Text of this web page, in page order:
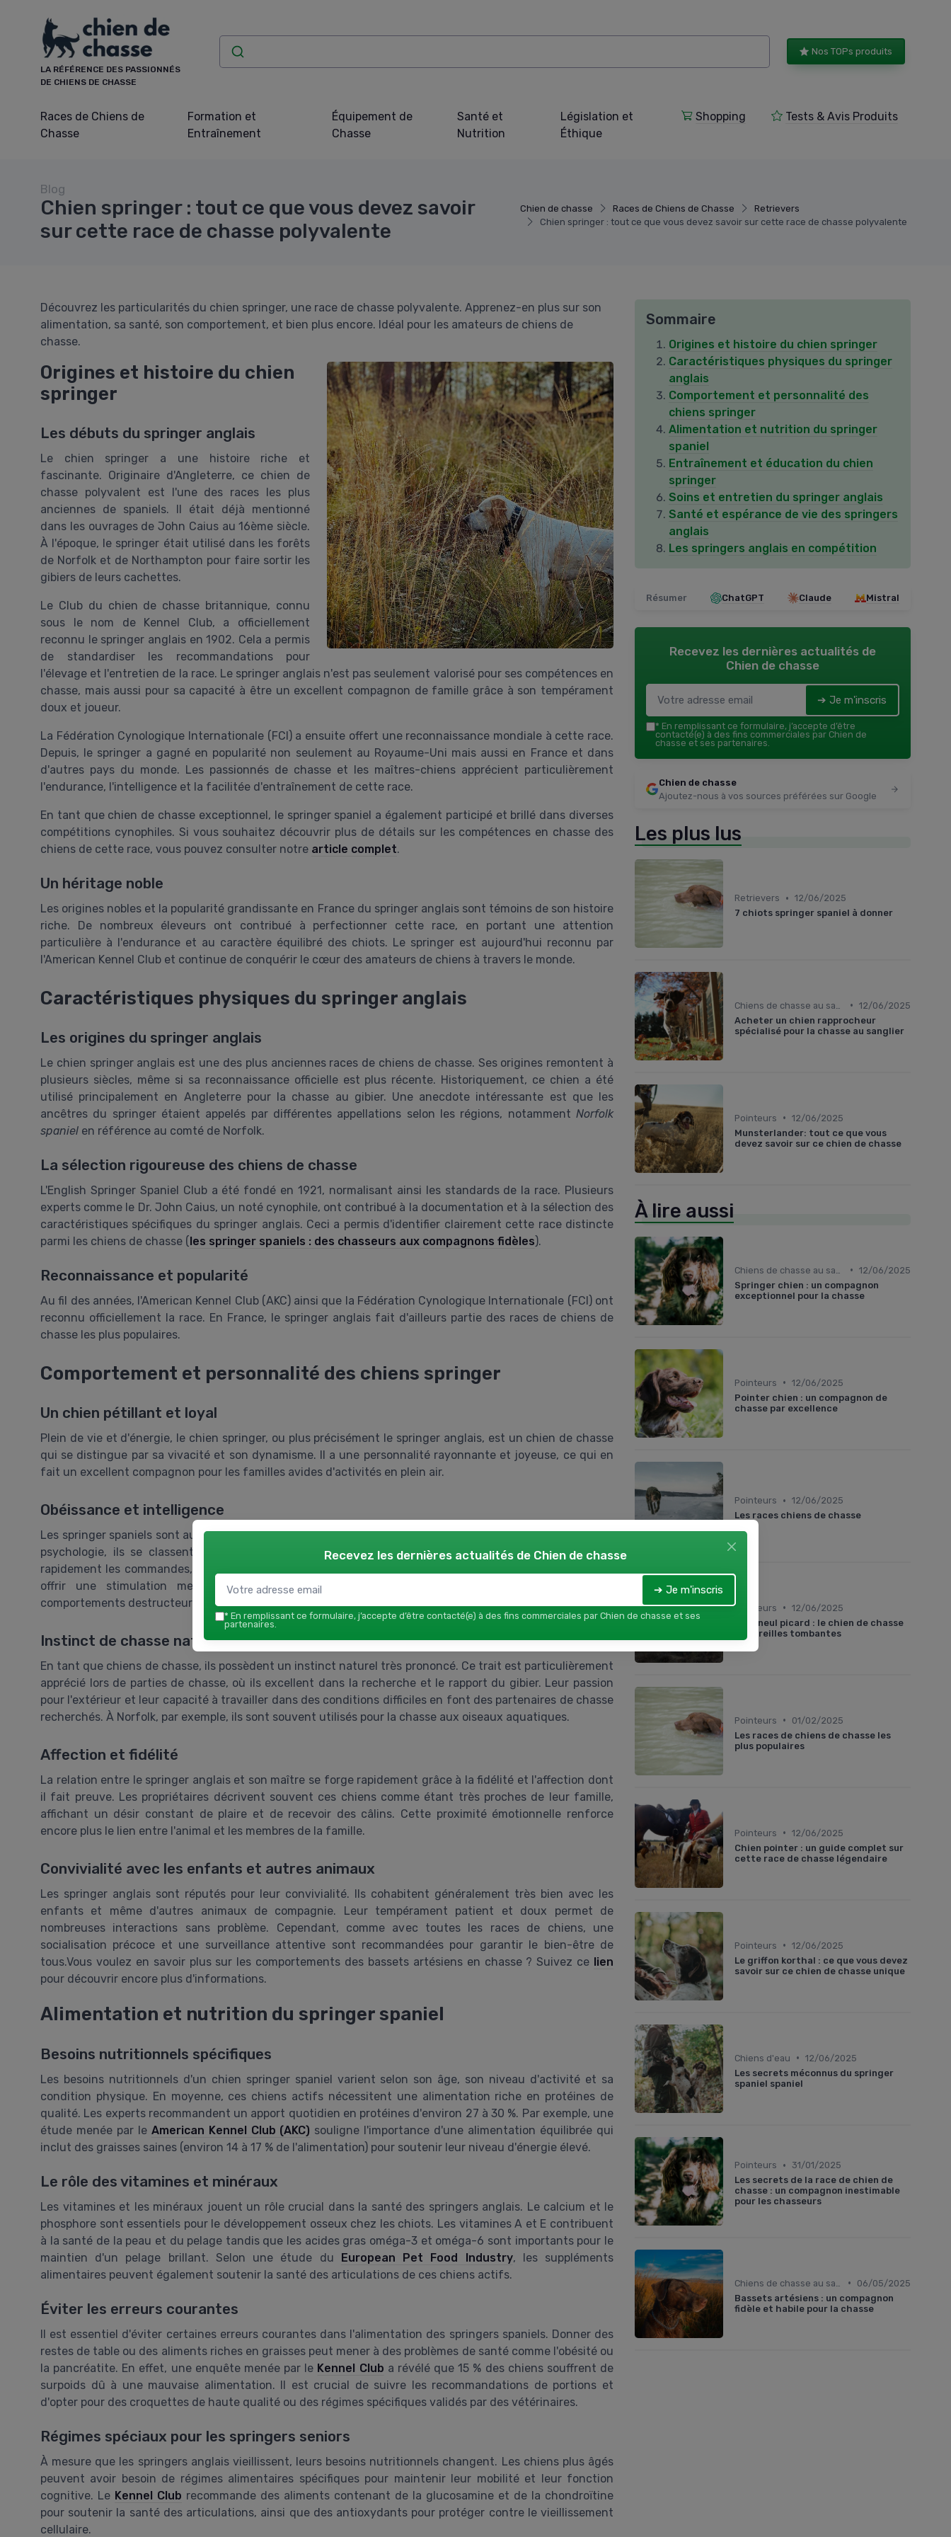
LA RÉFÉRENCE DES PASSIONNÉS
DE CHIENS DE CHASSE
Nos TOPs produits
Races de Chiens de
Chasse
Formation et
Entraînement
Équipement de
Chasse
Santé et
Nutrition
Législation et
Éthique
Shopping Tests & Avis Produits
Chien de chasse Races de Chiens de Chasse
Retrievers
Chien springer : tout ce que vous devez savoir sur cette race de chasse polyvalente
Blog
Chien springer : tout ce que vous devez savoir
sur cette race de chasse polyvalente
Découvrez les particularités du chien springer, une race de chasse polyvalente. Apprenez-en plus sur son
alimentation, sa santé, son comportement, et bien plus encore. Idéal pour les amateurs de chiens de
chasse.
Origines et histoire du chien
springer
Les débuts du springer anglais
Le chien springer a une histoire riche et
fascinante. Originaire d'Angleterre, ce chien de
chasse polyvalent est l'une des races les plus
anciennes de spaniels. Il était déjà mentionné
dans les ouvrages de John Caius au 16ème siècle.
À l'époque, le springer était utilisé dans les forêts
de Norfolk et de Northampton pour faire sortir les
gibiers de leurs cachettes.
Le Club du chien de chasse britannique, connu
sous le nom de Kennel Club, a officiellement
reconnu le springer anglais en 1902. Cela a permis
de standardiser les recommandations pour
l'élevage et l'entretien de la race. Le springer anglais n'est pas seulement valorisé pour ses compétences en
chasse, mais aussi pour sa capacité à être un excellent compagnon de famille grâce à son tempérament
doux et joueur.
La Fédération Cynologique Internationale (FCI) a ensuite offert une reconnaissance mondiale à cette race.
Depuis, le springer a gagné en popularité non seulement au Royaume-Uni mais aussi en France et dans
d'autres pays du monde. Les passionnés de chasse et les maîtres-chiens apprécient particulièrement
l'endurance, l'intelligence et la facilitée d'entraînement de cette race.
En tant que chien de chasse exceptionnel, le springer spaniel a également participé et brillé dans diverses
compétitions cynophiles. Si vous souhaitez découvrir plus de détails sur les compétences en chasse des
chiens de cette race, vous pouvez consulter notre article complet.
Un héritage noble
Les origines nobles et la popularité grandissante en France du springer anglais sont témoins de son histoire
riche. De nombreux éleveurs ont contribué à perfectionner cette race, en portant une attention
particulière à l'endurance et au caractère équilibré des chiots. Le springer est aujourd'hui reconnu par
l'American Kennel Club et continue de conquérir le cœur des amateurs de chiens à travers le monde.
Caractéristiques physiques du springer anglais
Les origines du springer anglais
Le chien springer anglais est une des plus anciennes races de chiens de chasse. Ses origines remontent à
plusieurs siècles, même si sa reconnaissance officielle est plus récente. Historiquement, ce chien a été
utilisé principalement en Angleterre pour la chasse au gibier. Une anecdote intéressante est que les
ancêtres du springer étaient appelés par différentes appellations selon les régions, notamment Norfolk
spaniel en référence au comté de Norfolk.
La sélection rigoureuse des chiens de chasse
L'English Springer Spaniel Club a été fondé en 1921, normalisant ainsi les standards de la race. Plusieurs
experts comme le Dr. John Caius, un noté cynophile, ont contribué à la documentation et à la sélection des
caractéristiques spécifiques du springer anglais. Ceci a permis d'identifier clairement cette race distincte
parmi les chiens de chasse (les springer spaniels : des chasseurs aux compagnons fidèles).
Reconnaissance et popularité
Au fil des années, l'American Kennel Club (AKC) ainsi que la Fédération Cynologique Internationale (FCI) ont
reconnu officiellement la race. En France, le springer anglais fait d'ailleurs partie des races de chiens de
chasse les plus populaires.
Comportement et personnalité des chiens springer
Un chien pétillant et loyal
Plein de vie et d'énergie, le chien springer, ou plus précisément le springer anglais, est un chien de chasse
qui se distingue par sa vivacité et son dynamisme. Il a une personnalité rayonnante et joyeuse, ce qui en
fait un excellent compagnon pour les familles avides d'activités en plein air.
Obéissance et intelligence
Les springer spaniels sont aussi très intelligents. Selon une étude menée par Stanley Coren, professeur de
psychologie, ils se classent parmi les races de chiens les plus obéissantes. Ces chiens comprennent
rapidement les commandes, ce qui facilite grandement leur éducation. Toutefois, il est important de leur
offrir une stimulation mentale suffisante pour éviter qu'ils ne s'ennuient et développent des
comportements destructeurs.
Instinct de chasse naturel
En tant que chiens de chasse, ils possèdent un instinct naturel très prononcé. Ce trait est particulièrement
apprécié lors de parties de chasse, où ils excellent dans la recherche et le rapport du gibier. Leur passion
pour l'extérieur et leur capacité à travailler dans des conditions difficiles en font des partenaires de chasse
recherchés. À Norfolk, par exemple, ils sont souvent utilisés pour la chasse aux oiseaux aquatiques.
Affection et fidélité
La relation entre le springer anglais et son maître se forge rapidement grâce à la fidélité et l'affection dont
il fait preuve. Les propriétaires décrivent souvent ces chiens comme étant très proches de leur famille,
affichant un désir constant de plaire et de recevoir des câlins. Cette proximité émotionnelle renforce
encore plus le lien entre l'animal et les membres de la famille.
Convivialité avec les enfants et autres animaux
Les springer anglais sont réputés pour leur convivialité. Ils cohabitent généralement très bien avec les
enfants et même d'autres animaux de compagnie. Leur tempérament patient et doux permet de
nombreuses interactions sans problème. Cependant, comme avec toutes les races de chiens, une
socialisation précoce et une surveillance attentive sont recommandées pour garantir le bien-être de
tous.Vous voulez en savoir plus sur les comportements des bassets artésiens en chasse ? Suivez ce lien
pour découvrir encore plus d'informations.
Alimentation et nutrition du springer spaniel
Besoins nutritionnels spécifiques
Les besoins nutritionnels d'un chien springer spaniel varient selon son âge, son niveau d'activité et sa
condition physique. En moyenne, ces chiens actifs nécessitent une alimentation riche en protéines de
qualité. Les experts recommandent un apport quotidien en protéines d'environ 27 à 30 %. Par exemple, une
étude menée par le American Kennel Club (AKC) souligne l'importance d'une alimentation équilibrée qui
inclut des graisses saines (environ 14 à 17 % de l'alimentation) pour soutenir leur niveau d'énergie élevé.
Le rôle des vitamines et minéraux
Les vitamines et les minéraux jouent un rôle crucial dans la santé des springers anglais. Le calcium et le
phosphore sont essentiels pour le développement osseux chez les chiots. Les vitamines A et E contribuent
à la santé de la peau et du pelage tandis que les acides gras oméga-3 et oméga-6 sont importants pour le
maintien d'un pelage brillant. Selon une étude du European Pet Food Industry, les suppléments
alimentaires peuvent également soutenir la santé des articulations de ces chiens actifs.
Éviter les erreurs courantes
Il est essentiel d'éviter certaines erreurs courantes dans l'alimentation des springers spaniels. Donner des
restes de table ou des aliments riches en graisses peut mener à des problèmes de santé comme l'obésité ou
la pancréatite. En effet, une enquête menée par le Kennel Club a révélé que 15 % des chiens souffrent de
surpoids dû à une mauvaise alimentation. Il est crucial de suivre les recommandations de portions et
d'opter pour des croquettes de haute qualité ou des régimes spécifiques validés par des vétérinaires.
Régimes spéciaux pour les springers seniors
À mesure que les springers anglais vieillissent, leurs besoins nutritionnels changent. Les chiens plus âgés
peuvent avoir besoin de régimes alimentaires spécifiques pour maintenir leur mobilité et leur fonction
cognitive. Le Kennel Club recommande des aliments contenant de la glucosamine et de la chondroïtine
pour soutenir la santé des articulations, ainsi que des antioxydants pour protéger contre le vieillissement
cellulaire.
Sommaire
Origines et histoire du chien springer
Caractéristiques physiques du springer
anglais
Comportement et personnalité des
chiens springer
Alimentation et nutrition du springer
spaniel
Entraînement et éducation du chien
springer
Soins et entretien du springer anglais
Santé et espérance de vie des springers
anglais
Les springers anglais en compétition
Résumer ChatGPT Claude Mistral
Recevez les dernières actualités de
Chien de chasse
➔ Je m'inscris
* En remplissant ce formulaire, j’accepte d’être
contacté(e) à des fins commerciales par Chien de
chasse et ses partenaires.
Chien de chasse
Ajoutez-nous à vos sources préférées sur Google
Les plus lus
Retrievers • 12/06/2025
7 chiots springer spaniel à donner
• 12/06/2025
Acheter un chien rapprocheur
spécialisé pour la chasse au sanglier
Pointeurs • 12/06/2025
Munsterlander: tout ce que vous
devez savoir sur ce chien de chasse
À lire aussi
• 12/06/2025
Springer chien : un compagnon
exceptionnel pour la chasse
Pointeurs • 12/06/2025
Pointer chien : un compagnon de
chasse par excellence
Pointeurs • 12/06/2025
Les races chiens de chasse
Pointeurs • 12/06/2025
Epagneul picard : le chien de chasse
aux oreilles tombantes
Pointeurs •
01/02/2025
Les races de chiens de chasse les
plus populaires
Pointeurs • 12/06/2025
Chien pointer : un guide complet sur
cette race de chasse légendaire
Pointeurs • 12/06/2025
Le griffon korthal : ce que vous devez
savoir sur ce chien de chasse unique
Chiens d'eau • 12/06/2025
Les secrets méconnus du springer
spaniel spaniel
Pointeurs •
31/01/2025
Les secrets de la race de chien de
chasse : un compagnon inestimable
pour les chasseurs
•
06/05/2025
Bassets artésiens : un compagnon
fidèle et habile pour la chasse
Recevez les dernières actualités de Chien de chasse
➔ Je m'inscris
* En remplissant ce formulaire, j’accepte d’être contacté(e) à des fins commerciales par Chien de chasse et ses
partenaires.